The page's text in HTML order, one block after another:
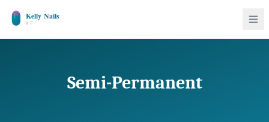
Semi-Permanent